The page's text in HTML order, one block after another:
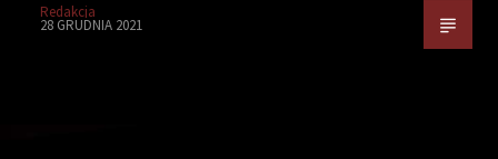
Redakcja
28 GRUDNIA 2021